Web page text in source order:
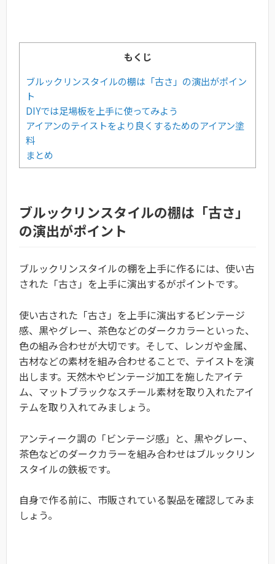
もくじ
ブルックリンスタイルの棚は「古さ」の演出がポイン
ト
DIYでは足場板を上手に使ってみよう
アイアンのテイストをより良くするためのアイアン塗
料
まとめ
ブルックリンスタイルの棚は「古さ」
の演出がポイント
ブルックリンスタイルの棚を上手に作るには、使い古
された「古さ」を上手に演出するがポイントです。
使い古された「古さ」を上手に演出するビンテージ
感、黒やグレー、茶色などのダークカラーといった、
色の組み合わせが大切です。そして、レンガや金属、
古材などの素材を組み合わせることで、テイストを演
出します。天然木やビンテージ加工を施したアイテ
ム、マットブラックなスチール素材を取り入れたアイ
テムを取り入れてみましょう。
アンティーク調の「ビンテージ感」と、黒やグレー、
茶色などのダークカラーを組み合わせはブルックリン
スタイルの鉄板です。
自身で作る前に、市販されている製品を確認してみま
しょう。